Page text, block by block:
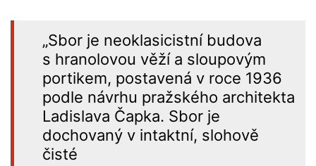
„Sbor je neoklasicistní budova
s hranolovou věží a sloupovým
portikem, postavená v roce 1936
podle návrhu pražského architekta
Ladislava Čapka. Sbor je
dochovaný v intaktní, slohově
čisté